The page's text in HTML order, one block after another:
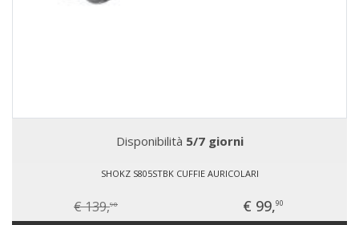
Disponibilità 5/7 giorni
SHOKZ S805STBK CUFFIE AURICOLARI
€ 139,90 € 99,90